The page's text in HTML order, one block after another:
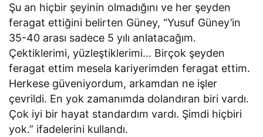
Şu an hiçbir şeyinin olmadığını ve her şeyden
feragat ettiğini belirten Güney, “Yusuf Güney’in
35-40 arası sadece 5 yılı anlatacağım.
Çektiklerimi, yüzleştiklerimi… Birçok şeyden
feragat ettim mesela kariyerimden feragat ettim.
Herkese güveniyordum, arkamdan ne işler
çevrildi. En yok zamanımda dolandıran biri vardı.
Çok iyi bir hayat standardım vardı. Şimdi hiçbiri
yok.” ifadelerini kullandı.